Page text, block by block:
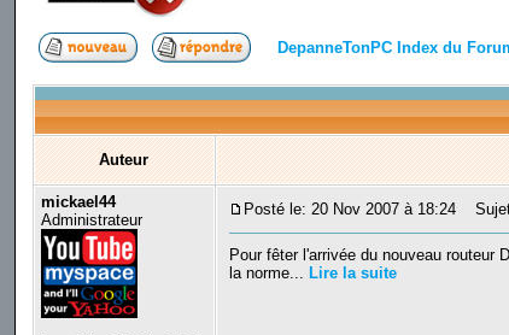
DepanneTonPC Index du
Auteur
mickael44
Administrateur
Posté le: 20 Nov 2007 à 18:24
Pour fêter l'arrivée du nouveau routeur
la norme... Lire la suite